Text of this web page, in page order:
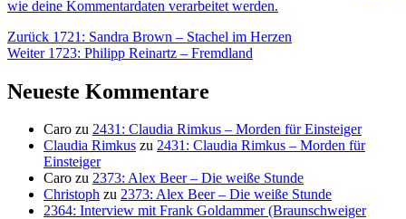
wie deine Kommentardaten verarbeitet werden.
Beitragsnavigation
Zurück Vorheriger
Beitrag:
1721: Sandra Brown – Stachel im Herzen
Weiter Nächster
1723: Philipp Reinartz – Fremdland
Neueste Kommentare
Caro zu 2431: Claudia Rimkus – Morden für Einsteiger
Claudia Rimkus zu 2431: Claudia Rimkus – Morden für
Einsteiger
Caro zu 2373: Alex Beer – Die weiße Stunde
Christoph zu 2373: Alex Beer – Die weiße Stunde
2364: Interview mit Frank Goldammer (Braunschweiger